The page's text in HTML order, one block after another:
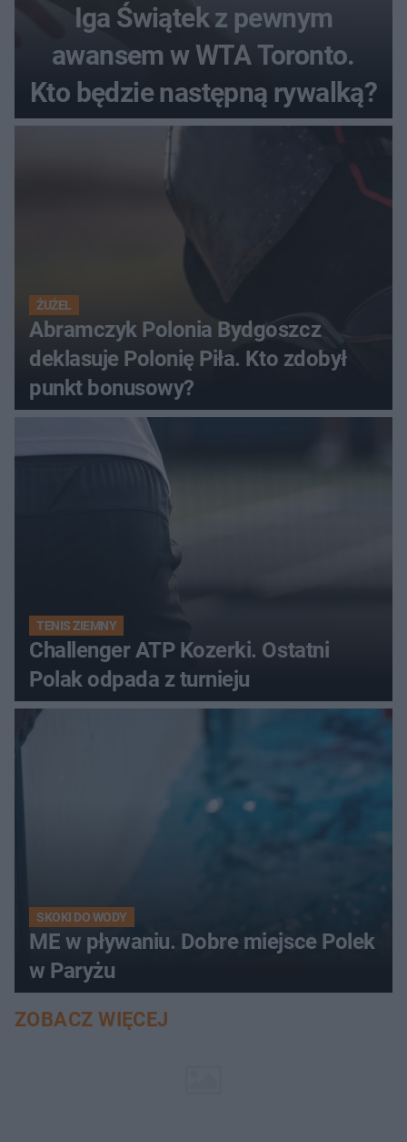
Iga Świątek z pewnym
awansem w WTA Toronto.
Kto będzie następną rywalką?
ŻUŻEL
Abramczyk Polonia Bydgoszcz
deklasuje Polonię Piła. Kto zdobył
punkt bonusowy?
TENIS ZIEMNY
Challenger ATP Kozerki. Ostatni
Polak odpada z turnieju
SKOKI DO WODY
ME w pływaniu. Dobre miejsce Polek
w Paryżu
ZOBACZ WIĘCEJ